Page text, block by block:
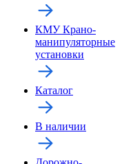
КМУ Крано-
манипуляторные
установки
Каталог
В наличии